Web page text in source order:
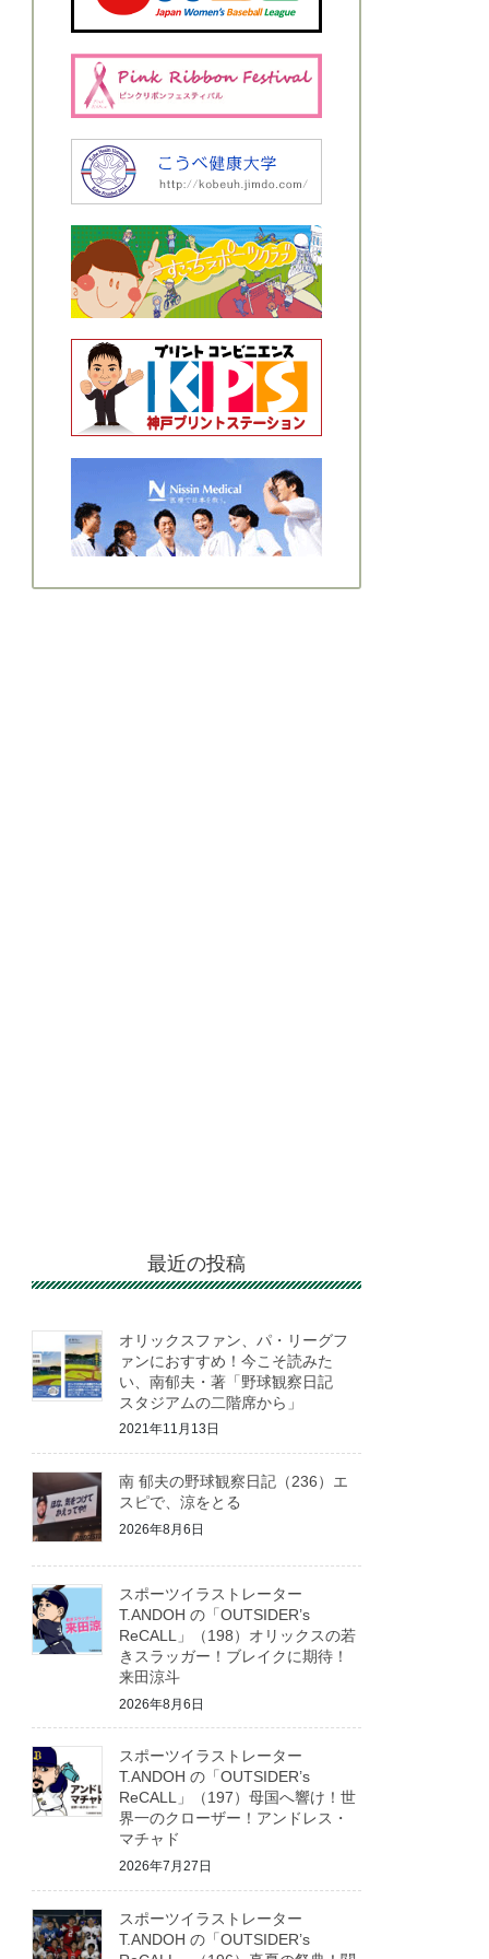
最近の投稿
オリックスファン、パ・リーグフ
ァンにおすすめ！今こそ読みた
い、南郁夫・著「野球観察日記
スタジアムの二階席から」
2021年11月13日
南 郁夫の野球観察日記（236）エ
スピで、涼をとる
2026年8月6日
スポーツイラストレーター
T.ANDOH の「OUTSIDER’s
ReCALL」（198）オリックスの若
きスラッガー！ブレイクに期待！
来田涼斗
2026年8月6日
スポーツイラストレーター
T.ANDOH の「OUTSIDER’s
ReCALL」（197）母国へ響け！世
界一のクローザー！アンドレス・
マチャド
2026年7月27日
スポーツイラストレーター
T.ANDOH の「OUTSIDER’s